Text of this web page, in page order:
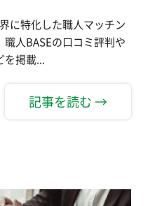
に特化した職人マッチン
人BASEの口コミ評判や
を掲載...
記事を読む →